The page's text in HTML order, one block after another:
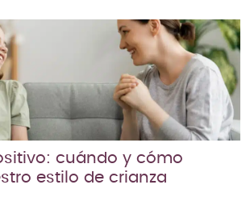
cuándo y cómo
estilo de crianza